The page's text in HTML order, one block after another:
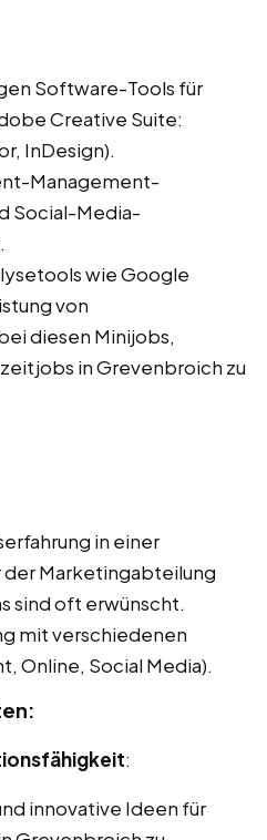
Software-Tools für
Creative Suite:
InDesign).
Management-
Social-Media-
wie Google
von
diesen Minijobs,
in Grevenbroich zu
in einer
Marketingabteilung
sind oft erwünscht.
mit verschiedenen
Online, Social Media).
:
innovative Ideen für